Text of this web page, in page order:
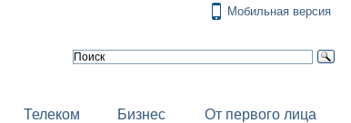
Мобильная версия
Телеком Бизнес От первого лица